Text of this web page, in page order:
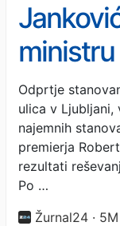
kredit"
Odprtje
ulica v Ljubljani,
najemnih
premierja
rezultati
Po …
Žurnal24 · 5M